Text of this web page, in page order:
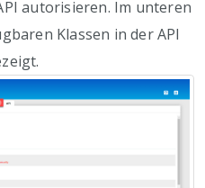
autorisieren. Im unteren
Klassen in der API